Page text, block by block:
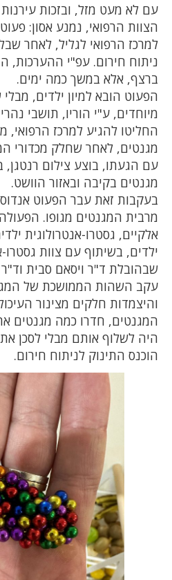
עם לא מעט מזל, ובזכות
הצוות הרפואי, נמנע אסון:
ניתוח חירום. עפ"י ההערכות,
ברצף, אלא במשך כמה ימים.
הפעוט הובא למיון ילדים,
מיוחדים, ע"י הוריו, תושבי
החליטו להגיע למרכז הרפואי,
מגנטים, לאחר שחלק מכדורי
עם הגעתו, בוצע צילום
מגנטים בקיבה ובאזור הוושט.
בעקבות זאת עבר הפעוט
מרבית המגנטים מגופו.
אלקיים, גסטרו-אנטרולוגית
ילדים, בשיתוף עם צוות גסטרו-
שבהובלת ד"ר ויסאם סבית
עקב השהות הממושכת של
והיצמדות חלקים מצינור
המגנטים, חדרו כמה מגנטים
היה לשלוף אותם מבלי לסכן
הוכנס התינוק לניתוח חירום.